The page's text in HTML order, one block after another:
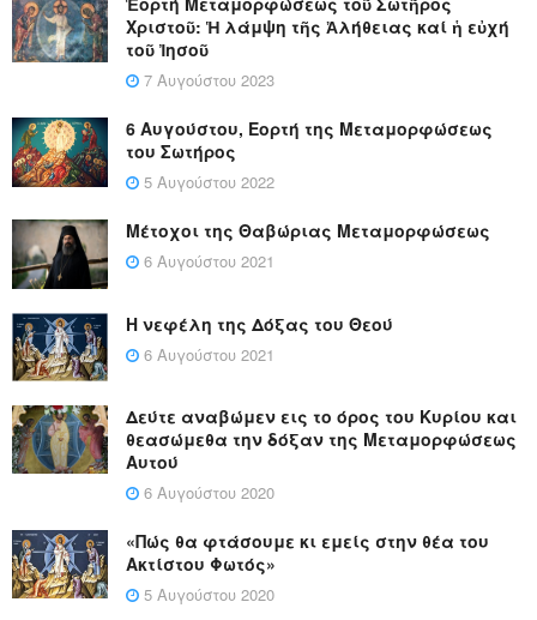
Χριστοῦ: Ἡ λάμψη τῆς Ἀλήθειας καί ἡ εὐχή
τοῦ Ἰησοῦ
7 Αυγούστου 2023
6 Αυγούστου, Εορτή της Μεταμορφώσεως
του Σωτήρος
5 Αυγούστου 2022
Μέτοχοι της Θαβώριας Μεταμορφώσεως
6 Αυγούστου 2021
Η νεφέλη της Δόξας του Θεού
6 Αυγούστου 2021
Δεύτε αναβώμεν εις το όρος του Κυρίου και
θεασώμεθα την δόξαν της Μεταμορφώσεως
Αυτού
6 Αυγούστου 2020
«Πώς θα φτάσουμε κι εμείς στην θέα του
Ακτίστου Φωτός»
5 Αυγούστου 2020